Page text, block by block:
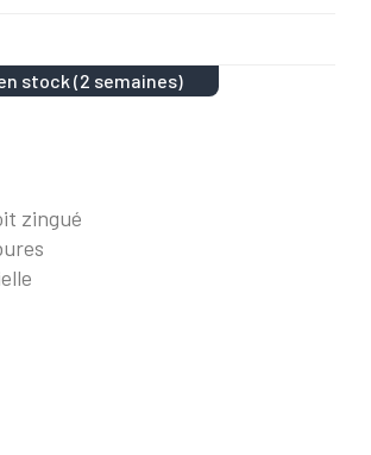
stock (2 semaines)
zingué